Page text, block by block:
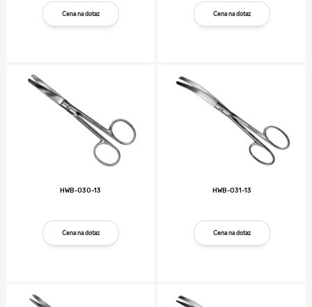
Cena na dotaz Cena na dotaz
HWB-030-13
Cena na dotaz
HWB-031-13
Cena na dotaz